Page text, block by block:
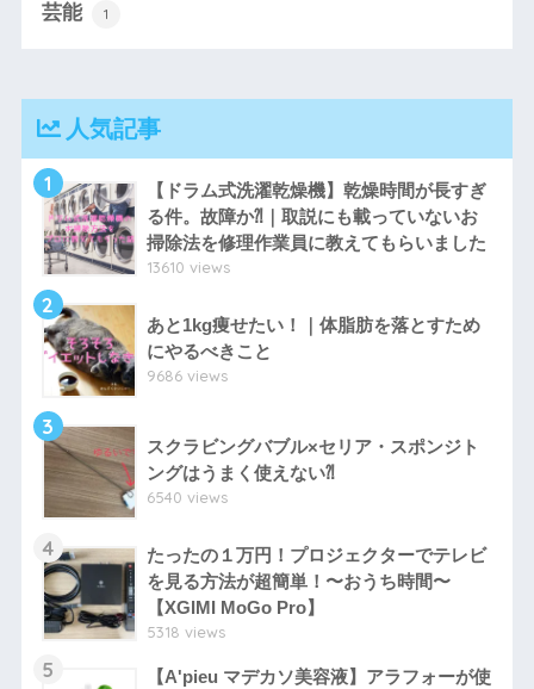
芸能 1
人気記事
1
【ドラム式洗濯乾燥機】乾燥時間が長すぎ
る件。故障か⁈｜取説にも載っていないお
掃除法を修理作業員に教えてもらいました
13610 views
2
あと1kg痩せたい！｜体脂肪を落とすため
にやるべきこと
9686 views
3
スクラビングバブル×セリア・スポンジト
ングはうまく使えない⁈
6540 views
4
たったの１万円！プロジェクターでテレビ
を見る方法が超簡単！〜おうち時間〜
【XGIMI MoGo Pro】
5318 views
5
【A'pieu マデカソ美容液】アラフォーが使